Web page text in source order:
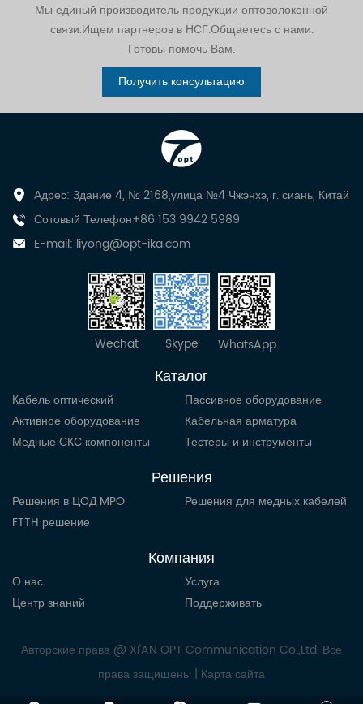
Мы единый производитель продукции оптоволоконной
связи.Ищем партнеров в НСГ.Общаетесь с нами.
Готовы помочь Вам.
Получить консультацию
Адрес: Здание 4, № 2168,улица №4 Чжэнхэ, г. сиань, Китай
Сотовый Телефон+86 153 9942 5989
E-mail: liyong@opt-ika.com
Wechat Skype WhatsApp
Каталог
Кабель оптический
Пассивное оборудование
Активное оборудование
Кабельная арматура
Медные СКС компоненты
Тестеры и инструменты
Решения
Решения в ЦОД MPO
Решения для медных кабелей
FTTH решение
Компания
О нас
Услуга
Центр знаний
Поддерживать
Авторские права @ XI'AN OPT Communication Co.,Ltd. Все
права защищены | Карта сайта